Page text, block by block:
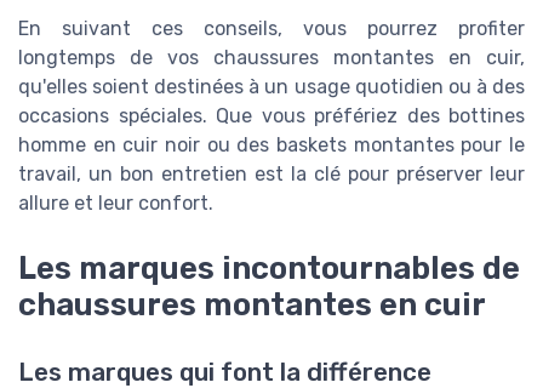
En suivant ces conseils, vous pourrez profiter
longtemps de vos chaussures montantes en cuir,
qu'elles soient destinées à un usage quotidien ou à des
occasions spéciales. Que vous préfériez des bottines
homme en cuir noir ou des baskets montantes pour le
travail, un bon entretien est la clé pour préserver leur
allure et leur confort.
Les marques incontournables de
chaussures montantes en cuir
Les marques qui font la différence